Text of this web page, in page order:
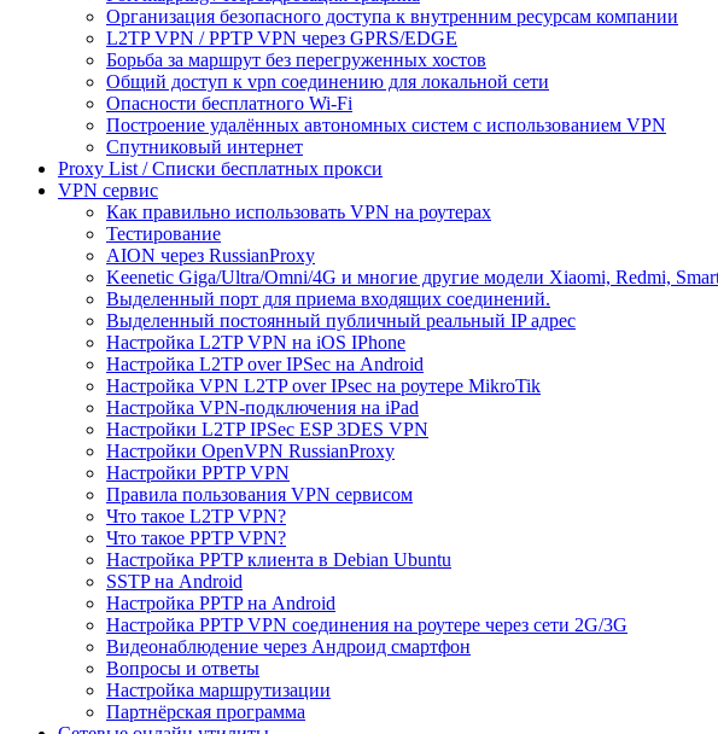
Организация безопасного доступа к внутренним ресурсам компании
L2TP VPN / PPTP VPN через GPRS/EDGE
Борьба за маршрут без перегруженных хостов
Общий доступ к vpn соединению для локальной сети
Опасности бесплатного Wi-Fi
Построение удалённых автономных систем с использованием VPN
Спутниковый интернет
Proxy List / Списки бесплатных прокси
VPN сервис
Как правильно использовать VPN на роутерах
Тестирование
AION через RussianProxy
Keenetic Giga/Ultra/Omni/4G и многие другие модели Xiaomi, Redmi,
Выделенный порт для приема входящих соединений.
Выделенный постоянный публичный реальный IP адрес
Настройка L2TP VPN на iOS IPhone
Настройка L2TP over IPSec на Android
Настройка VPN L2TP over IPsec на роутере MikroTik
Настройка VPN-подключения на iPad
Настройки L2TP IPSec ESP 3DES VPN
Настройки OpenVPN RussianProxy
Настройки PPTP VPN
Правила пользования VPN сервисом
Что такое L2TP VPN?
Что такое PPTP VPN?
Настройка PPTP клиента в Debian Ubuntu
SSTP на Android
Настройка PPTP на Android
Настройка PPTP VPN соединения на роутере через сети 2G/3G
Видеонаблюдение через Андроид смартфон
Вопросы и ответы
Настройка маршрутизации
Партнёрская программа